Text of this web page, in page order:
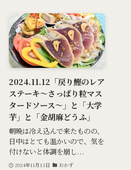
2024.11.12「戻り鰹のレア
ステーキ～さっぱり粒マス
タードソース～」と「大学
芋」と「金胡麻どうふ」
朝晩は冷え込んで来たものの、
日中はとても温かいので、気を
付けないと体調を崩し...
2024年11月13日 おかず